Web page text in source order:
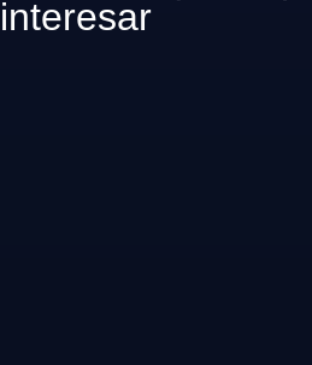
interesar